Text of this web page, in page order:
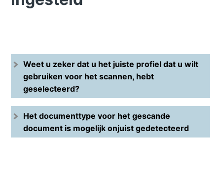
Weet u zeker dat u het juiste profiel dat u wilt
gebruiken voor het scannen, hebt
geselecteerd?
Het documenttype voor het gescande
document is mogelijk onjuist gedetecteerd